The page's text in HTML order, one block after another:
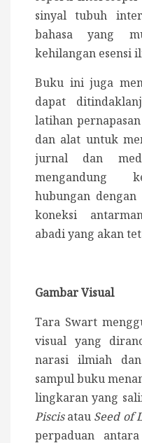
sinyal tubuh
bahasa yang
kehilangan esensi
Buku ini juga
dapat
latihan
dan alat untuk
jurnal dan
mengandung
hubungan
koneksi
abadi yang akan
Gambar Visual
Tara Swart
visual yang
narasi ilmiah
sampul buku
lingkaran yang
Piscisatau Seed of
perpaduan